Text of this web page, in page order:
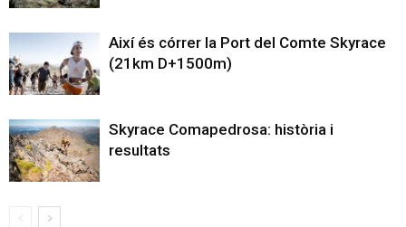
Així és córrer la Port del Comte Skyrace
(21km D+1500m)
Skyrace Comapedrosa: història i
resultats